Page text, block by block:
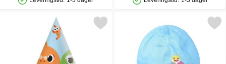
Produkttilgjengelighet: På lager Produkttilgjengelighet: På lager
Merk baby Shark Partyhatter som favorittMerk baby Shark